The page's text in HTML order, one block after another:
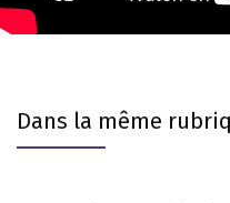
Dans la même